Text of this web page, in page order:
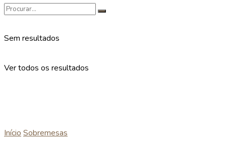
Sem resultados
Ver todos os resultados
Início Sobremesas